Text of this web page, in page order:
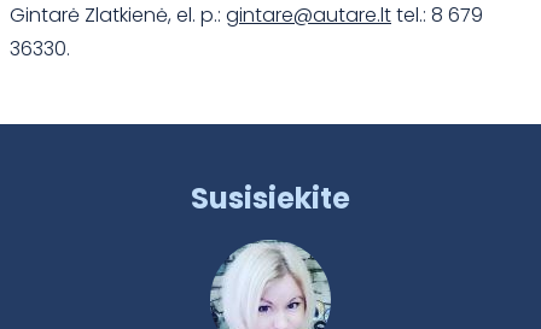
Gintarė Zlatkienė, el. p.: gintare@autare.lttel.: 8 679
36330.
Susisiekite